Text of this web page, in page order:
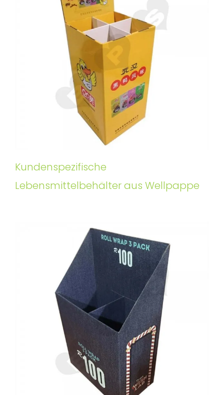
Kundenspezifische
Lebensmittelbehälter aus Wellpappe